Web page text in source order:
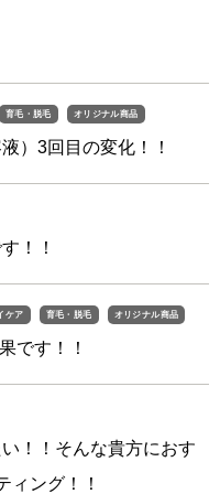
育毛・脱毛 オリジナル商品
）3回目の変化！！
！！
ケア 育毛・脱毛 オリジナル商品
です！！
！！そんな貴方におす
ィング！！